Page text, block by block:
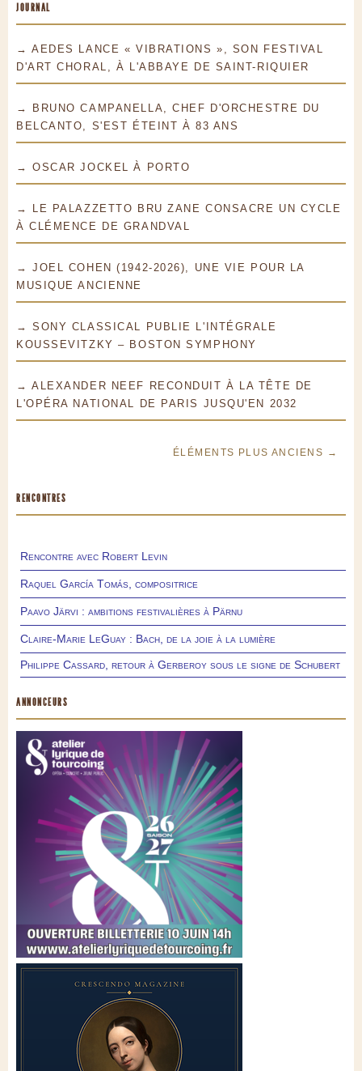
JOURNAL
→ AEDES LANCE « VIBRATIONS », SON FESTIVAL
D'ART CHORAL, À L'ABBAYE DE SAINT-RIQUIER
→ BRUNO CAMPANELLA, CHEF D'ORCHESTRE DU
BELCANTO, S'EST ÉTEINT À 83 ANS
→ OSCAR JOCKEL À PORTO
→ LE PALAZZETTO BRU ZANE CONSACRE UN CYCLE
À CLÉMENCE DE GRANDVAL
→ JOEL COHEN (1942-2026), UNE VIE POUR LA
MUSIQUE ANCIENNE
→ SONY CLASSICAL PUBLIE L'INTÉGRALE
KOUSSEVITZKY – BOSTON SYMPHONY
→ ALEXANDER NEEF RECONDUIT À LA TÊTE DE
L'OPÉRA NATIONAL DE PARIS JUSQU'EN 2032
ÉLÉMENTS PLUS ANCIENS →
RENCONTRES
Rencontre avec Robert Levin
Raquel García Tomás, compositrice
Paavo Järvi : ambitions festivalières à Pärnu
Claire-Marie LeGuay : Bach, de la joie à la lumière
Philippe Cassard, retour à Gerberoy sous le signe de Schubert
ANNONCEURS